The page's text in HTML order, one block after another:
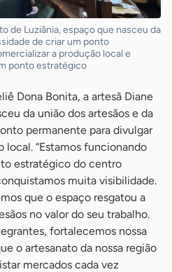
de Luziânia, espaço que nasceu da
de criar um ponto
a produção local e
ponto estratégico
Dona Bonita, a artesã Diane
da união dos artesãos e da
permanente para divulgar
local. “Estamos funcionando
estratégico do centro
muita visibilidade.
que o espaço resgatou a
no valor do seu trabalho.
fortalecemos nossa
o artesanato da nossa região
mercados cada vez